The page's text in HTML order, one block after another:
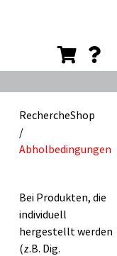
RechercheShop
/
Abholbedingungen
Bei Produkten, die
individuell
hergestellt werden
(z.B. Dig.